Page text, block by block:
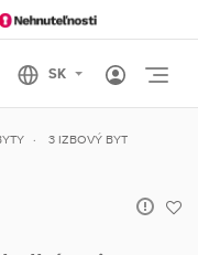
3 IZBOVÝ BYT